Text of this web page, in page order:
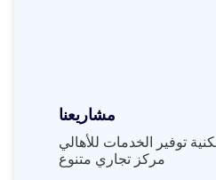
مشاريعنا
توفير الخدمات للأهالي
مركز تجاري متنوع